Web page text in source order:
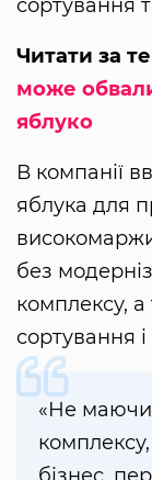
сортування
Читати за
може
яблуко
В компанії
яблука для
без
комплексу, а
сортування
«Не маючи